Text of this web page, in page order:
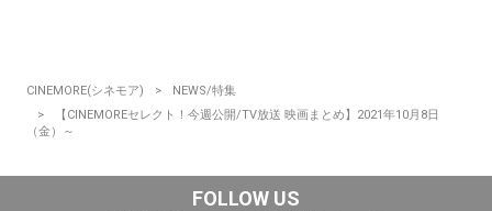
CINEMORE(シネモア)
NEWS/特集
【CINEMOREセレクト！今週公開/TV放送 映画まとめ】2021年10月8日
（金）～
FOLLOW US